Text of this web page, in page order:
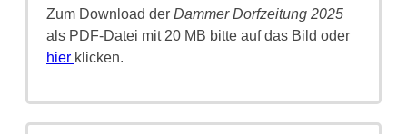
Zum Download der Dammer Dorfzeitung 2025
als PDF-Datei mit 20 MB bitte auf das Bild oder
hier klicken.